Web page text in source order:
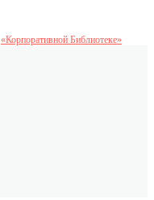
«Корпоративной Библиотеке»